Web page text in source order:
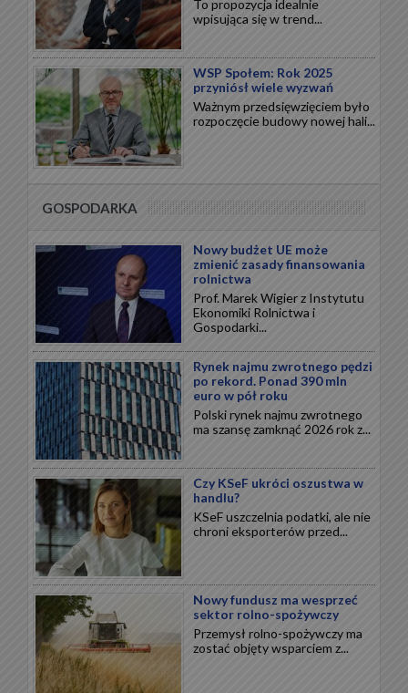
To propozycja idealnie
wpisująca się w trend...
WSP Społem: Rok 2025
przyniósł wiele wyzwań
Ważnym przedsięwzięciem było
rozpoczęcie budowy nowej hali...
GOSPODARKA
Nowy budżet UE może
zmienić zasady finansowania
rolnictwa
Prof. Marek Wigier z Instytutu
Ekonomiki Rolnictwa i
Gospodarki...
Rynek najmu zwrotnego pędzi
po rekord. Ponad 390 mln
euro w pół roku
Polski rynek najmu zwrotnego
ma szansę zamknąć 2026 rok z...
Czy KSeF ukróci oszustwa w
handlu?
KSeF uszczelnia podatki, ale nie
chroni eksporterów przed...
Nowy fundusz ma wesprzeć
sektor rolno-spożywczy
Przemysł rolno-spożywczy ma
zostać objęty wsparciem z...